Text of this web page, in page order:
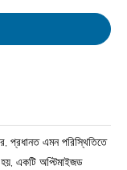
প্রধানত এমন পরিস্থিতিতে
একটি অপ্টিমাইজড